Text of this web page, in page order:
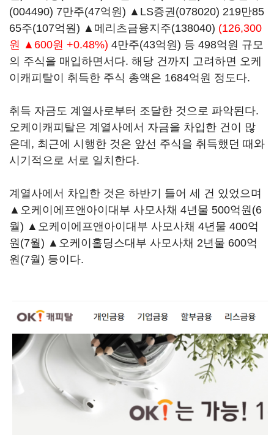
(004490) 7만주(47억원) ▲ LS증권(078020) 219만85
65주(107억원) ▲ 메리츠금융지주(138040) (126,300
원 ▲600원 +0.48%) 4만주(43억원) 등 498억원 규모
의 주식을 매입하면서다. 해당 건까지 고려하면 오케
이캐피탈이 취득한 주식 총액은 1684억원 정도다.
취득 자금도 계열사로부터 조달한 것으로 파악된다.
오케이캐피탈은 계열사에서 자금을 차입한 건이 많
은데, 최근에 시행한 것은 앞선 주식을 취득했던 때와
시기적으로 서로 일치한다.
계열사에서 차입한 것은 하반기 들어 세 건 있었으며
▲오케이에프앤아이대부 사모사채 4년물 500억원(6
월) ▲오케이에프앤아이대부 사모사채 4년물 400억
원(7월) ▲오케이홀딩스대부 사모사채 2년물 600억
원(7월) 등이다.